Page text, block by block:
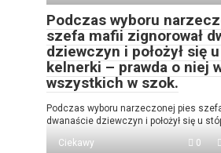
Podczas wyboru
szefa mafii zignorował
dziewczyn i położył się
kelnerki – prawda o niej
wszystkich w szok.
Podczas wyboru narzeczonej pies
dwanaście dziewczyn i położył się u
Ciekawy
0